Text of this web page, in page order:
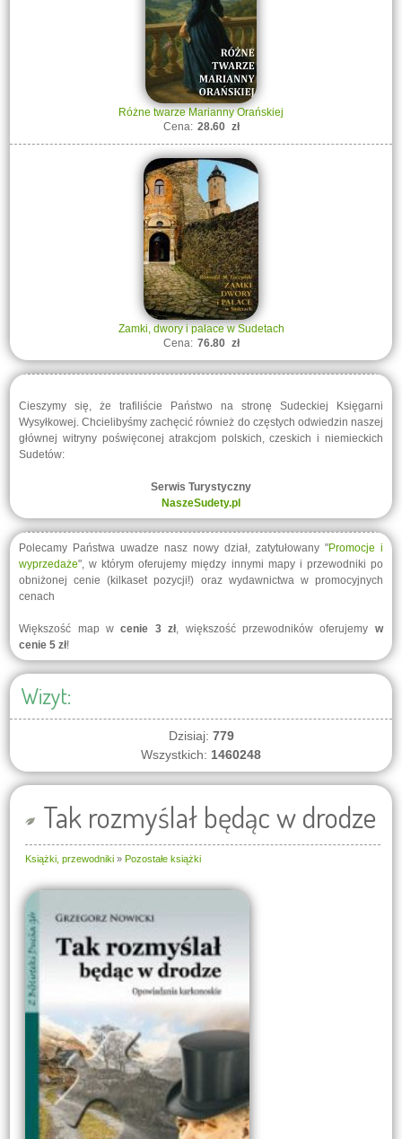
Różne twarze Marianny Orańskiej
Cena: 28.60 zł
Zamki, dwory i pałace w Sudetach
Cena: 76.80 zł
Cieszymy się, że trafiliście Państwo na stronę Sudeckiej Księgarni
Wysyłkowej. Chcielibyśmy zachęcić również do częstych odwiedzin naszej
głównej witryny poświęconej atrakcjom polskich, czeskich i niemieckich
Sudetów:
Serwis Turystyczny
NaszeSudety.pl
Polecamy Państwa uwadze nasz nowy dział, zatytułowany "Promocje i
wyprzedaże", w którym oferujemy między innymi mapy i przewodniki po
obniżonej cenie (kilkaset pozycji!) oraz wydawnictwa w promocyjnych
cenach
Większość map wcenie 3 zł, większość przewodników oferujemy w
cenie 5 zł!
Wizyt:
Dzisiaj: 779
Wszystkich: 1460248
Tak rozmyślał będąc w drodze
Książki, przewodniki» Pozostałe książki